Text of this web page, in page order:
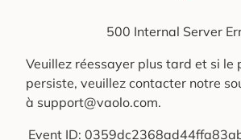
500 Internal Server
Veuillez réessayer plus tard et si le
persiste, veuillez contacter notre
à support@vaolo.com.
Event ID: